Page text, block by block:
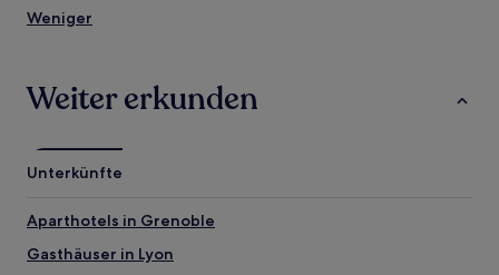
Weniger
Weiter erkunden
Unterkünfte
Aparthotels in Grenoble
Gasthäuser in Lyon